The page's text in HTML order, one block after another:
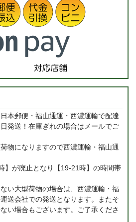
本郵便・福山通運・西濃運輸で配達
発送！在庫ぎれの場合はメールでご
物になりますので西濃運輸・福山通
】が廃止となり【19-21時】の時間帯
い大型荷物の場合は、西濃運輸・福
送会社での発送となります。またそ
い場合もございます。ご了承くださ